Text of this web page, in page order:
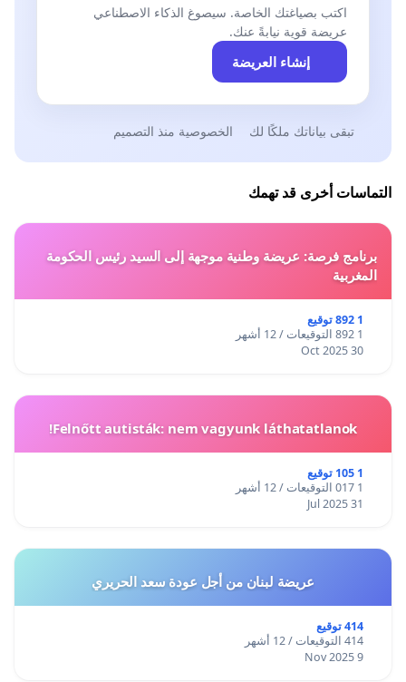
اكتب بصياغتك الخاصة. سيصوغ الذكاء الاصطناعي
عريضة قوية نيابةً عنك.
إنشاء العريضة
تبقى بياناتك ملكًا لك الخصوصية منذ التصميم
التماسات أخرى قد تهمك
برنامج فرصة: عريضة وطنية موجهة إلى السيد رئيس الحكومة
المغربية
1 892 توقيع
1 892 التوقيعات / 12 أشهر
30 Oct 2025
Felnőtt autisták: nem vagyunk láthatatlanok!
1 105 توقيع
1 017 التوقيعات / 12 أشهر
31 Jul 2025
عريضة لبنان من أجل عودة سعد الحريري
414 توقيع
414 التوقيعات / 12 أشهر
9 Nov 2025